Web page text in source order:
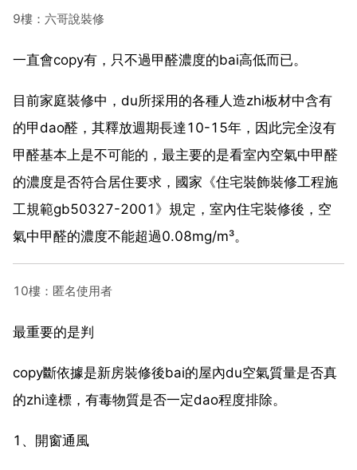
9樓：六哥說裝修
一直會copy有，只不過甲醛濃度的bai高低而已。
目前家庭裝修中，du所採用的各種人造zhi板材中含有
的甲dao醛，其釋放週期長達10-15年，因此完全沒有
甲醛基本上是不可能的，最主要的是看室內空氣中甲醛
的濃度是否符合居住要求，國家《住宅裝飾裝修工程施
工規範gb50327-2001》規定，室內住宅裝修後，空
氣中甲醛的濃度不能超過0.08mg/m³。
10樓：匿名使用者
最重要的是判
copy斷依據是新房裝修後bai的屋內du空氣質量是否真
的zhi達標，有毒物質是否一定dao程度排除。
1、開窗通風